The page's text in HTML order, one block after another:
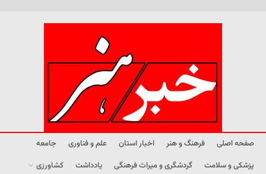
صفحه اصلی فرهنگ و هنر اخبار استان علم و فناوری
جامعه
پزشکی و سلامت
گردشگری و میراث فرهنگی یادداشت
کشاورزی